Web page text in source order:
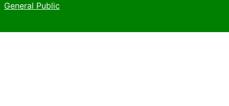
General Public